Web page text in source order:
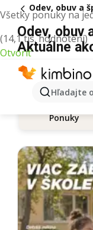
Všetky ponuky na
(14,1 tis. hodnotení)
Otvoriť
Hľadajte
Odev, obuv a
Odev, obuv
Aktuálne
Ponuky